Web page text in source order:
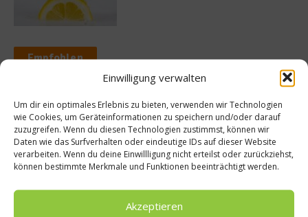
Einwilligung verwalten
Um dir ein optimales Erlebnis zu bieten, verwenden wir Technologien
wie Cookies, um Geräteinformationen zu speichern und/oder darauf
zuzugreifen. Wenn du diesen Technologien zustimmst, können wir
Daten wie das Surfverhalten oder eindeutige IDs auf dieser Website
verarbeiten. Wenn du deine Einwillligung nicht erteilst oder zurückziehst,
können bestimmte Merkmale und Funktionen beeinträchtigt werden.
Akzeptieren
Empfohlen
neuer Koch
2017
Rezept: